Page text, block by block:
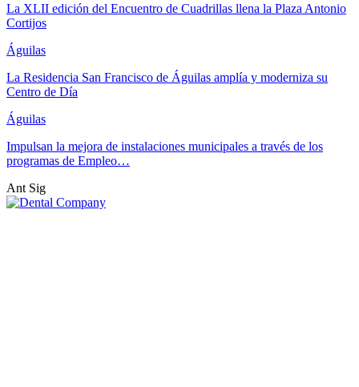
La XLII edición del Encuentro de Cuadrillas llena la Plaza Antonio
Cortijos
Águilas
La Residencia San Francisco de Águilas amplía y moderniza su
Centro de Día
Águilas
Impulsan la mejora de instalaciones municipales a través de los
programas de Empleo…
Ant Sig